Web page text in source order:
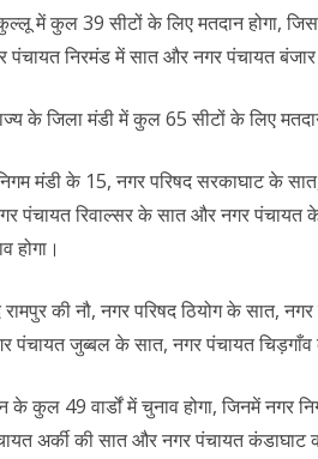
में कुल 39 सीटों के लिए मतदान होगा,
पंचायत निरमंड में सात और नगर पंचायत बंजार
के जिला मंडी में कुल 65 सीटों के लिए
मंडी के 15, नगर परिषद सरकाघाट के
पंचायत रिवाल्सर के सात और नगर पंचायत के
होगा।
रामपुर की नौ, नगर परिषद ठियोग के सात,
पंचायत जुब्बल के सात, नगर पंचायत चिड़गाँव
के कुल 49 वार्डों में चुनाव होगा, जिनमें नगर
अर्की की सात और नगर पंचायत कंडाघाट